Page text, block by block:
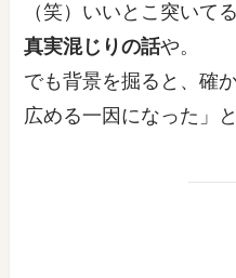
（笑）いいとこ突いて
真実混じりの話や。
でも背景を掘ると、確
広める一因になった」